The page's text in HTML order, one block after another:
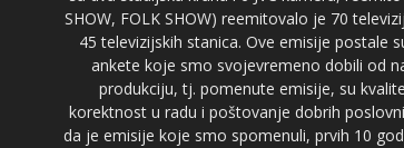
SHOW, FOLK SHOW) reemitovalo je 70
45 televizijskih stanica. Ove emisije postale
ankete koje smo svojevremeno dobili od
produkciju, tj. pomenute emisije, su
korektnost u radu i poštovanje dobrih
da je emisije koje smo spomenuli, prvih 10